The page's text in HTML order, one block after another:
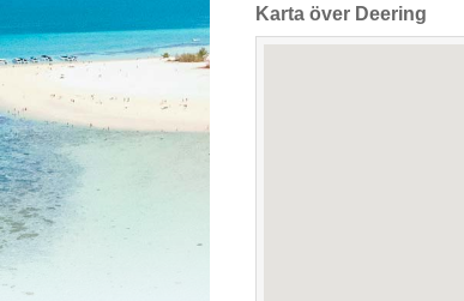
Karta över Deering